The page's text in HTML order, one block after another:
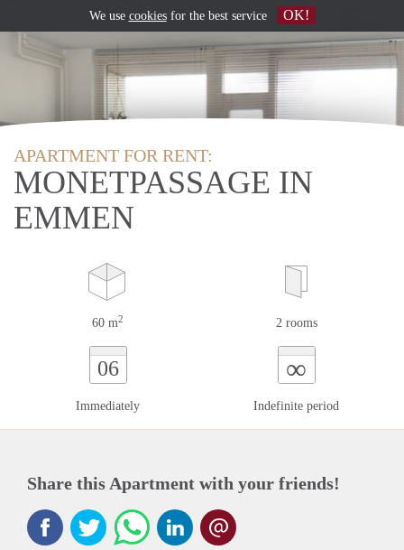
APARTMENT FOR RENT:
MONETPASSAGE IN
EMMEN
60 m2 2 rooms
06
Immediately
∞
Indefinite period
Share this Apartment with your friends!
We use cookiesfor the best service OK!